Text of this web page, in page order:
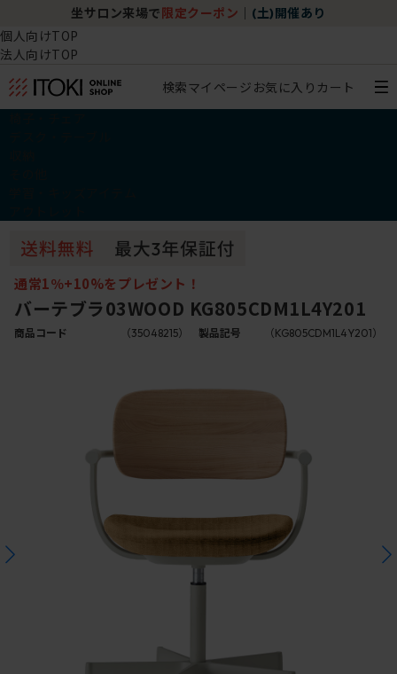
坐サロン来場で 限定クーポン (土)開催あり
個人向けTOP
法人向けTOP
検索マイページ お気に入り カート
通常1％+10%をプレゼント！
バーテブラ03WOOD KG805CDM1L4Y201
商品コード （35048215） 製品記号 （KG805CDM1L4Y201）